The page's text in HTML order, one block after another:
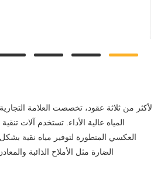
المياه عالية الأداء. تستخدم آلات تنقية
العكسي المتطورة لتوفير مياه نقية
الضارة مثل الأملاح الذائبة